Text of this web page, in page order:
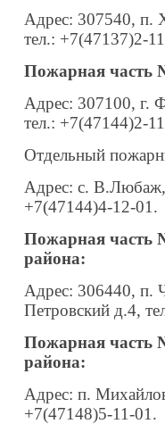
Адрес: 307540, п.
тел.: +7(47137)2-
Пожарная часть
Адрес: 307100, г.
тел.: +7(47144)2-
Отдельный
Адрес: с.
+7(47144)4-12-01.
Пожарная часть
района:
Адрес: 306440, п.
Петровский д.4,
Пожарная часть
района:
Адрес: п.
+7(47148)5-11-01.